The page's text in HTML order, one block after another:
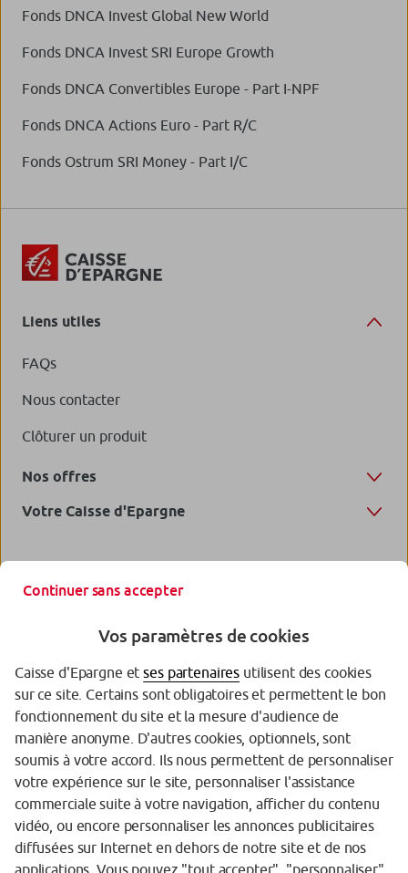
Fonds DNCA Invest Global New World
Fonds DNCA Invest SRI Europe Growth
Fonds DNCA Convertibles Europe - Part I-NPF
Fonds DNCA Actions Euro - Part R/C
Fonds Ostrum SRI Money - Part I/C
Liens utiles
FAQs
Nous contacter
Clôturer un produit
Nos offres
Votre Caisse d'Epargne
Garantie des Dépôts
Protection des données personnelles
Politique cookies
Sécurité
Continuer sans accepter
Vos paramètres de cookies
Caisse d'Epargne etses partenaires utilisent des cookies
sur ce site. Certains sont obligatoires et permettent le bon
fonctionnement du site et la mesure d'audience de
manière anonyme. D'autres cookies, optionnels, sont
soumis à votre accord. Ils nous permettent de personnaliser
votre expérience sur le site, personnaliser l'assistance
commerciale suite à votre navigation, afficher du contenu
vidéo, ou encore personnaliser les annonces publicitaires
diffusées sur Internet en dehors de notre site et de nos
applications. Vous pouvez "tout accepter", "personnaliser"